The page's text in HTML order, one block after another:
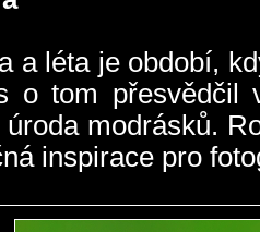
a léta je období,
o tom přesvědčil
úroda modrásků.
inspirace pro